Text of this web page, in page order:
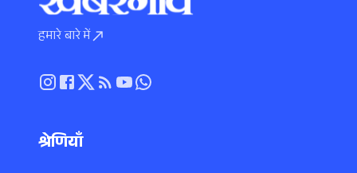
हमारे बारे में
श्रेणियाँ